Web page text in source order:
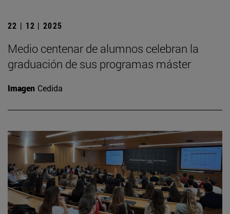
22 | 12 | 2025
Medio centenar de alumnos celebran la
graduación de sus programas máster
Imagen Cedida